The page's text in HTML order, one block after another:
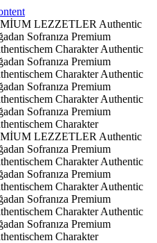
LEZZETLER Authentic
Sofranıza Premium
Charakter Authentic
Sofranıza Premium
Charakter Authentic
Sofranıza Premium
Charakter Authentic
Sofranıza Premium
Charakter
LEZZETLER Authentic
Sofranıza Premium
Charakter Authentic
Sofranıza Premium
Charakter Authentic
Sofranıza Premium
Charakter Authentic
Sofranıza Premium
Charakter